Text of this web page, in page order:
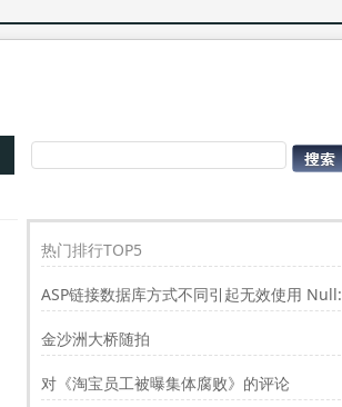
热门排行TOP5
ASP链接数据库方式不同引起无效使用 Null:
Replace”的问题
金沙洲大桥随拍
对《淘宝员工被曝集体腐败》的评论